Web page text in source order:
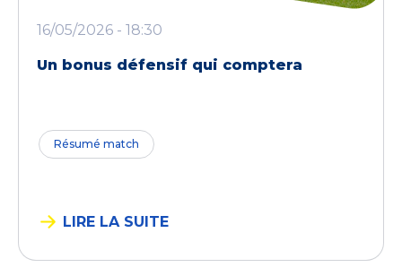
16/05/2026 - 18:30
Un bonus défensif qui comptera
Résumé match
LIRE LA SUITE